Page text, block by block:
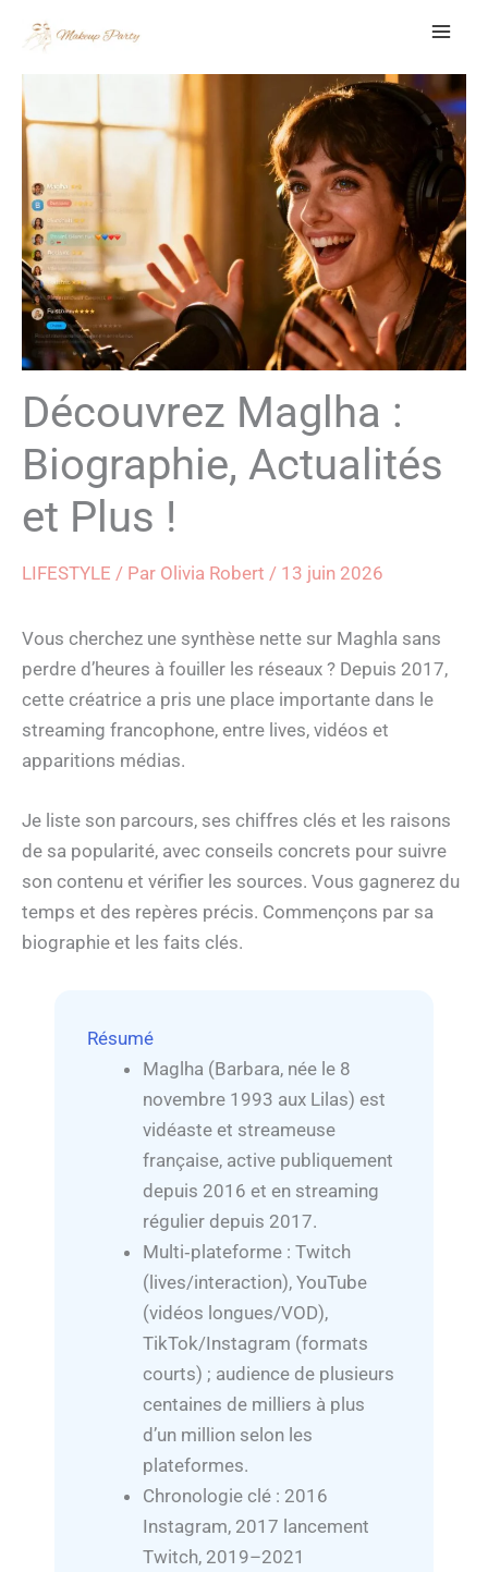
contenu
Découvrez Maglha :
Biographie, Actualités
et Plus !
LIFESTYLE / Par Olivia Robert / 13 juin 2026
Vous cherchez une synthèse nette sur Maghla sans
perdre d’heures à fouiller les réseaux ? Depuis 2017,
cette créatrice a pris une place importante dans le
streaming francophone, entre lives, vidéos et
apparitions médias.
Je liste son parcours, ses chiffres clés et les raisons
de sa popularité, avec conseils concrets pour suivre
son contenu et vérifier les sources. Vous gagnerez du
temps et des repères précis. Commençons par sa
biographie et les faits clés.
Résumé
Maglha (Barbara, née le 8
novembre 1993 aux Lilas) est
vidéaste et streameuse
française, active publiquement
depuis 2016 et en streaming
régulier depuis 2017.
Multi‑plateforme : Twitch
(lives/interaction), YouTube
(vidéos longues/VOD),
TikTok/Instagram (formats
courts) ; audience de plusieurs
centaines de milliers à plus
d’un million selon les
plateformes.
Chronologie clé : 2016
Instagram, 2017 lancement
Twitch, 2019–2021